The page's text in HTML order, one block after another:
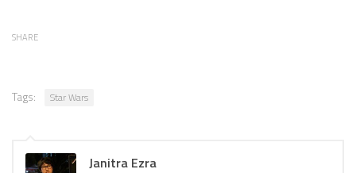
SHARE
Tags: Star Wars
Janitra Ezra